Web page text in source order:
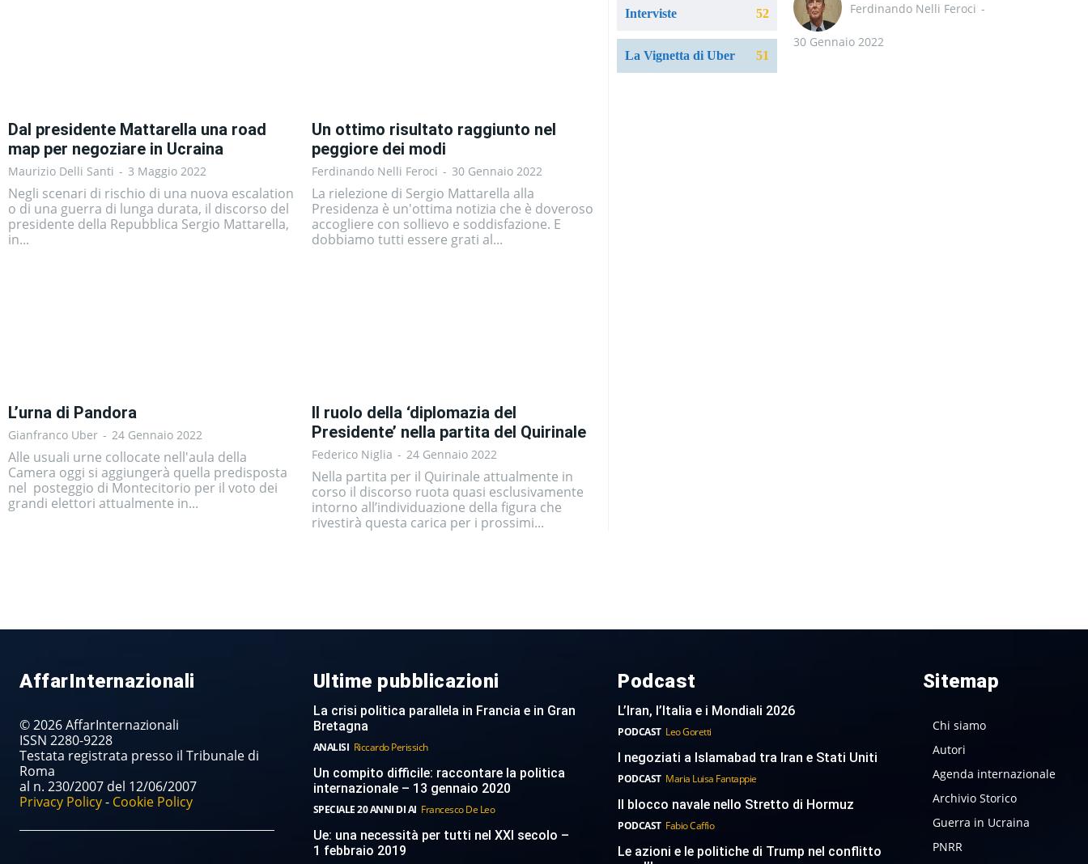
Dal presidente Mattarella una road
map per negoziare in Ucraina
Maurizio Delli Santi - 3 Maggio 2022
Negli scenari di rischio di una nuova escalation
o di una guerra di lunga durata, il discorso del
presidente della Repubblica Sergio Mattarella,
in...
Un ottimo risultato raggiunto nel
peggiore dei modi
Ferdinando Nelli Feroci - 30 Gennaio 2022
La rielezione di Sergio Mattarella alla
Presidenza è un'ottima notizia che è doveroso
accogliere con sollievo e soddisfazione. E
dobbiamo tutti essere grati al...
L’urna di Pandora
Gianfranco Uber - 24 Gennaio 2022
Alle usuali urne collocate nell'aula della
Camera oggi si aggiungerà quella predisposta
nel posteggio di Montecitorio per il voto dei
grandi elettori attualmente in...
Il ruolo della ‘diplomazia del
Presidente’ nella partita del Quirinale
Federico Niglia - 24 Gennaio 2022
Nella partita per il Quirinale attualmente in
corso il discorso ruota quasi esclusivamente
intorno all’individuazione della figura che
rivestirà questa carica per i prossimi...
Interviste 52
La Vignetta di Uber 51
Ferdinando Nelli Feroci -
30 Gennaio 2022
AffarInternazionali
© 2026 AffarInternazionali
ISSN 2280-9228
Testata registrata presso il Tribunale di
Roma
al n. 230/2007 del 12/06/2007
Privacy Policy- Cookie Policy
Ultime pubblicazioni
La crisi politica parallela in Francia e in Gran
Bretagna
ANALISI Riccardo Perissich
Un compito difficile: raccontare la politica
internazionale – 13 gennaio 2020
SPECIALE 20 ANNI DI AI Francesco De Leo
Ue: una necessità per tutti nel XXI secolo –
1 febbraio 2019
Podcast
L’Iran, l’Italia e i Mondiali 2026
PODCAST Leo Goretti
I negoziati a Islamabad tra Iran e Stati Uniti
PODCAST Maria Luisa Fantappie
Il blocco navale nello Stretto di Hormuz
PODCAST Fabio Caffio
Le azioni e le politiche di Trump nel conflitto
Sitemap
Chi siamo
Autori
Agenda internazionale
Archivio Storico
Guerra in Ucraina
PNRR